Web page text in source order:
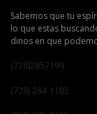
Sabemos que tu
lo que estas
dinos en que
(728)2857199
(728) 284 1183